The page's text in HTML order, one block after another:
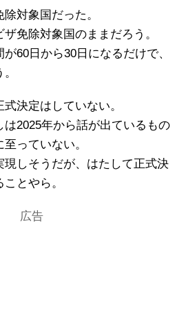
対象国だった。
免除対象国のままだろう。
60日から30日になるだけで、
決定はしていない。
は2025年から話が出ているもの
っていない。
しそうだが、はたして正式決
とやら。
広告